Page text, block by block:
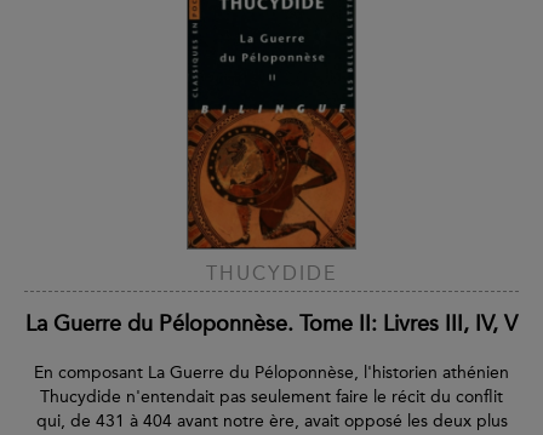
THUCYDIDE
La Guerre du Péloponnèse. Tome II: Livres III, IV, V
En composant La Guerre du Péloponnèse, l'historien athénien
Thucydide n'entendait pas seulement faire le récit du conflit
qui, de 431 à 404 avant notre ère, avait opposé les deux plus